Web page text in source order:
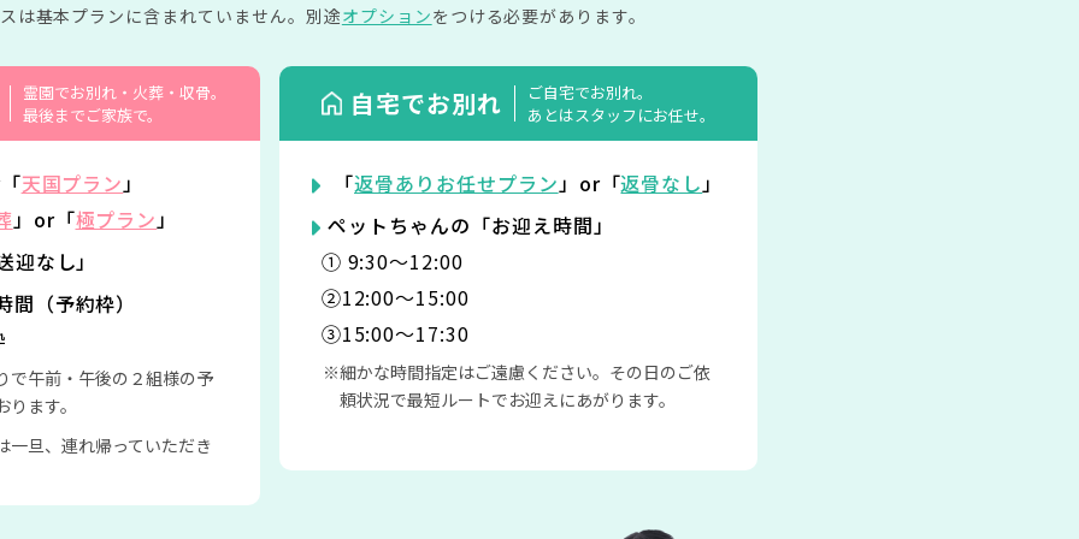
は基本プランに含まれていません。 別途オプションをつける必要があります。
霊園でお別れ・火葬・収骨。
最後までご家族で。
天国プラン」
」or「極プラン」
なし」
（予約枠）
で午前・午後の２組様の予
ます。
一旦、連れ帰っていただき
自宅でお別れ
ご自宅でお別れ。
あとはスタッフにお任せ。
「返骨ありお任せプラン」or「返骨なし」
ペットちゃんの「お迎え時間」
① 9:30〜12:00
②12:00〜15:00
③15:00〜17:30
細かな時間指定はご遠慮ください。その日のご依
頼状況で最短ルートでお迎えにあがります。